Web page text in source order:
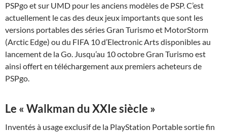
PSPgo et sur UMD pour les anciens modèles de PSP. C’est
actuellement le cas des deux jeux importants que sont les
versions portables des séries Gran Turismo et MotorStorm
(Arctic Edge) ou du FIFA 10 d’Electronic Arts disponibles au
lancement de la Go. Jusqu’au 10 octobre Gran Turismo est
ainsi offert en téléchargement aux premiers acheteurs de
PSPgo.
Le « Walkman du XXIe siècle »
Inventés à usage exclusif de la PlayStation Portable sortie fin